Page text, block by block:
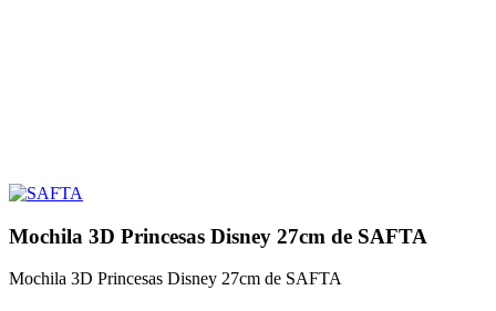
Mochila 3D Princesas Disney 27cm de SAFTA
Mochila 3D Princesas Disney 27cm de SAFTA